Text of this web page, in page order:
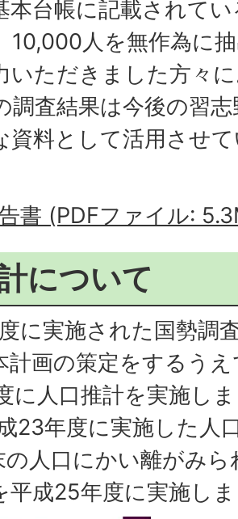
本台帳に記載されて
10,000人を無作為に
いただきました方々
調査結果は今後の習
資料として活用させ
書 (PDFファイル:
について
に実施された国勢調
計画の策定をするう
に人口推計を実施し
23年度に実施した人
人口にかい離がみ
平成25年度に実施し